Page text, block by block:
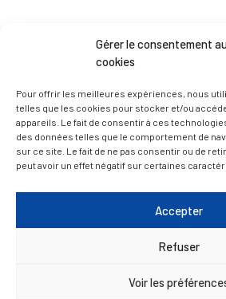
Gérer le consentement
cookies
Pour offrir les meilleures expériences, nous
telles que les cookies pour stocker et/ou
appareils. Le fait de consentir à ces
des données telles que le comportement de
sur ce site. Le fait de ne pas consentir ou de
peut avoir un effet négatif sur certaines
Accepter
Refuser
Voir les
ACCÈS RAPIDE
Annuaire
— Faire une recherche
A FEUILLETER !